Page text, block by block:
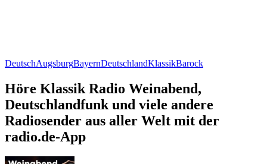
DeutschAugsburgBayernDeutschlandKlassikBarock
Höre Klassik Radio Weinabend,
Deutschlandfunk und viele andere
Radiosender aus aller Welt mit der
radio.de-App